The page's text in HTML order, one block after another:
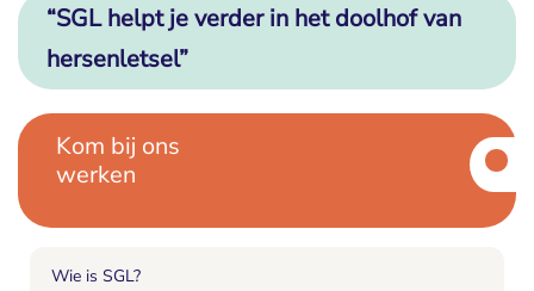
“SGL helpt je verder in het doolhof van
hersenletsel”
Kom bij ons
werken
Wie is SGL?